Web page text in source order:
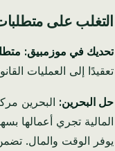
التغلب على متطلبات
تحديك في موزمبيق:
تعقيدًا إلى العمليات
حل البحرين: البحرين
المالية تجري أعمالها
يوفر الوقت والمال.